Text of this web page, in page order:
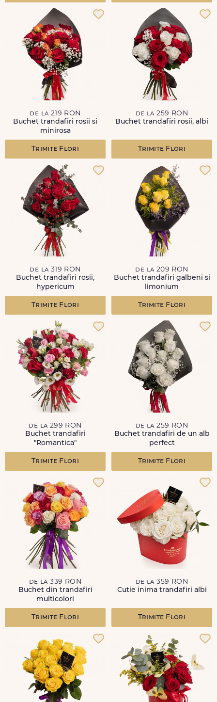
de la 219 RON
Buchet trandafiri rosii si
minirosa
Trimite Flori
de la 259 RON
Buchet trandafiri rosii, albi
Trimite Flori
de la 319 RON
Buchet trandafiri rosii,
hypericum
Trimite Flori
de la 209 RON
Buchet trandafiri galbeni si
limonium
Trimite Flori
de la 299 RON
Buchet trandafiri
"Romantica"
Trimite Flori
de la 259 RON
Buchet trandafiri de un alb
perfect
Trimite Flori
de la 339 RON
Buchet din trandafiri
multicolori
Trimite Flori
de la 359 RON
Cutie inima trandafiri albi
Trimite Flori